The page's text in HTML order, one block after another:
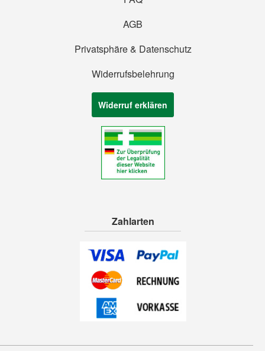
AGB
Privatsphäre & Datenschutz
Widerrufsbelehrung
Widerruf erklären
Zahlarten